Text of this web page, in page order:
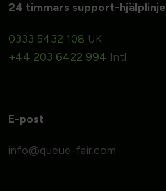
24 timmars support-hjälplinje
0333 5432 108 UK
+44 203 6422 994 Intl
E-post